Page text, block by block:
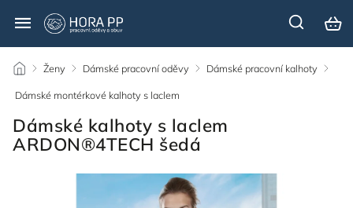
/ Ženy / Dámské pracovní oděvy / Dámské pracovní kalhoty /
Dámské montérkové kalhoty s laclem
Dámské kalhoty s laclem
ARDON®4TECH šedá